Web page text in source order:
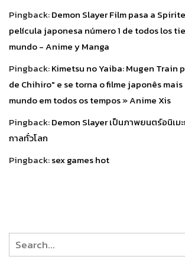
Pingback:Demon Slayer Film pasa a
película japonesa número 1 de todos los
mundo - Anime y Manga
Pingback:Kimetsu no Yaiba: Mugen Train
de Chihiro" e se torna o filme japonês
mundo em todos os tempos » Anime Xis
Pingback:Demon Slayer เป็นภาพยนตร์อนิเ
กาลทั่วโลก
Pingback:sex games hot